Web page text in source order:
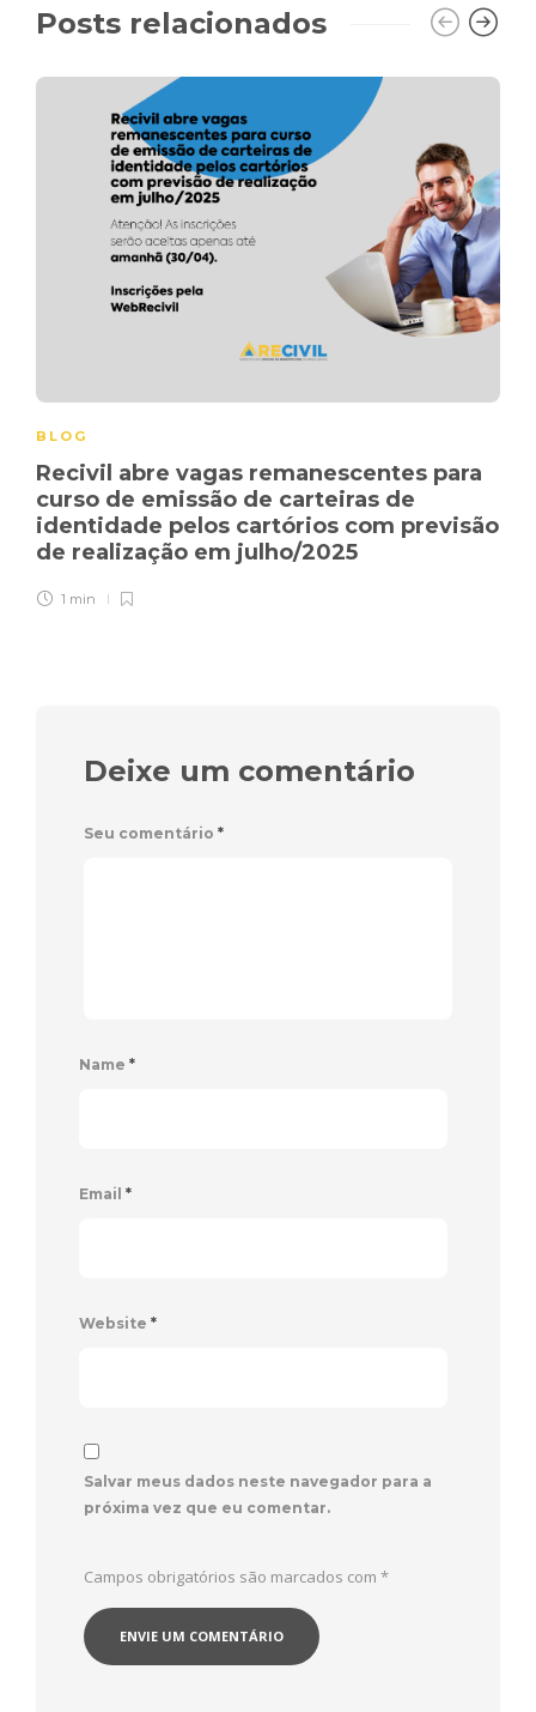
Posts relacionados
BLOG
Recivil abre vagas remanescentes para
curso de emissão de carteiras de
identidade pelos cartórios com previsão
de realização em julho/2025
1 min
Deixe um comentário
Seu comentário *
Name *
Email *
Website *
Salvar meus dados neste navegador para a
próxima vez que eu comentar.
Campos obrigatórios são marcados com *